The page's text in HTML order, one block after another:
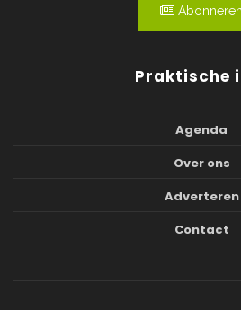
Abonneren
Praktische
Agenda
Over ons
Adverteren
Contact